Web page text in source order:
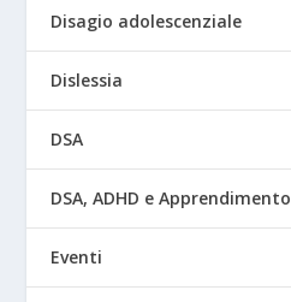
Disagio adolescenziale
Dislessia
DSA
DSA, ADHD e Apprendimento
Eventi